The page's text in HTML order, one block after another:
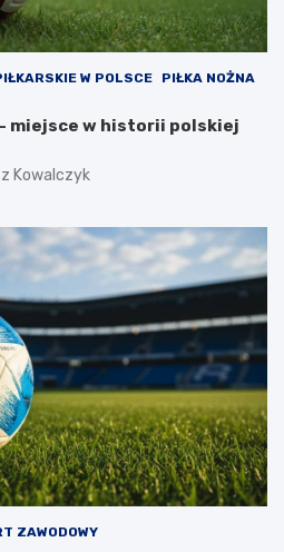
W POLSCE
PIŁKA NOŻNA
– miejsce w historii polskiej
Kowalczyk
ZAWODOWY